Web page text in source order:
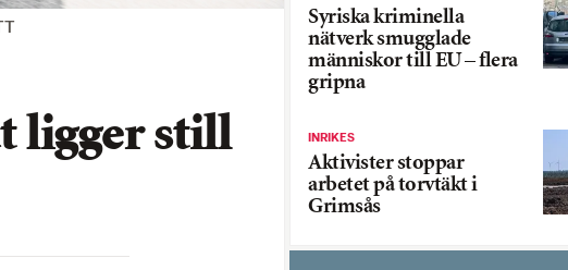
ligger still
Syriska kriminella
nätverk smugglade
människor till EU – flera
gripna
INRIKES
Aktivister stoppar
arbetet på torvtäkt i
Grimsås